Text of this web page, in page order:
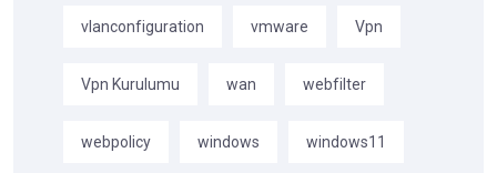
vlanconfiguration vmware Vpn
Vpn Kurulumu wan webfilter
webpolicy windows windows11